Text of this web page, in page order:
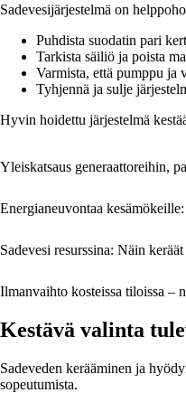
Sadevesijärjestelmä on
Puhdista suodatin pari
Tarkista säiliö ja poista
Varmista, että pumppu ja
Tyhjennä ja sulje
Hyvin hoidettu järjestelmä
Yleiskatsaus generaattoreihin,
Energianeuvontaa
Sadevesi resurssina: Näin
Ilmanvaihto kosteissa tiloissa –
Kestävä valinta
Sadeveden kerääminen ja
sopeutumista.